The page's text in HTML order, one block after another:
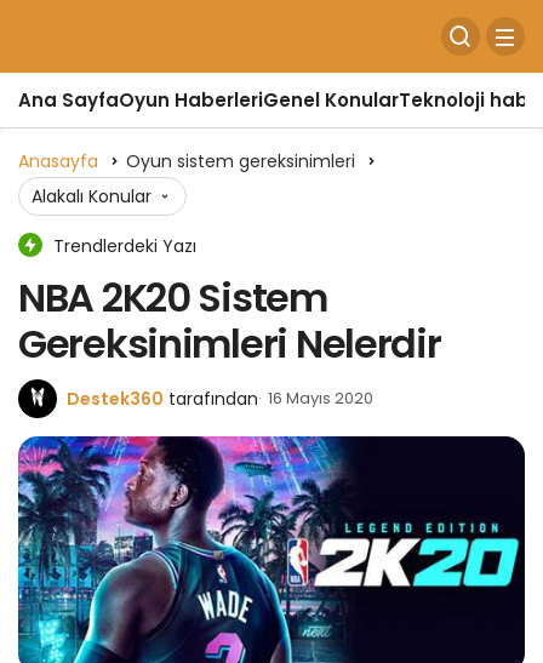
Ana SayfaOyun HaberleriGenel KonularTeknoloji
Anasayfa
Oyun sistem gereksinimleri
Alakalı Konular
Trendlerdeki Yazı
NBA 2K20 Sistem
Gereksinimleri Nelerdir
Destek360 tarafından 16 Mayıs 2020